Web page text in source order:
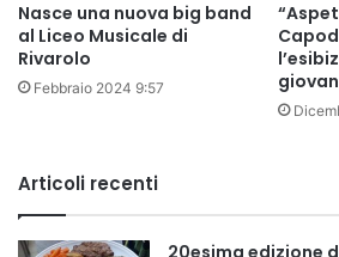
Nasce una nuova big band
al Liceo Musicale di
Rivarolo
Febbraio 2024 9:57
Articoli recenti